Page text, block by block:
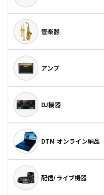
管楽器
アンプ
DJ機器
DTM オンライン納品
配信/ライブ機器